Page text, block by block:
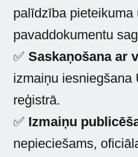
palīdzība pieteikuma
pavaddokumentu
✅Saskaņošana ar
izmaiņu iesniegšana
reģistrā.
✅ Izmaiņu
nepieciešams,